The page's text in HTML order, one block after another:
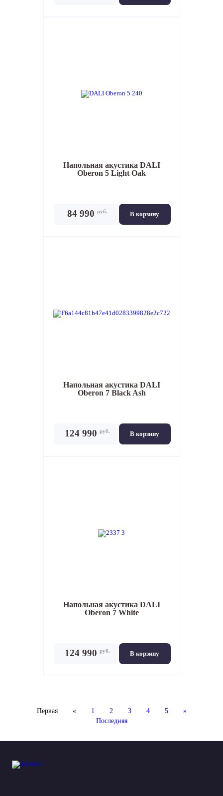
Напольная акустикаDALI
Oberon 5 Light Oak
В корзину
84 990 руб.
Напольная акустикаDALI
Oberon 7 Black Ash
В корзину
124 990 руб.
Напольная акустикаDALI
Oberon 7 White
В корзину
124 990 руб.
Первая « 1 2 3 4 5
»
Последняя